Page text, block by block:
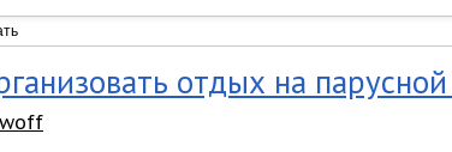
отдых на
woff